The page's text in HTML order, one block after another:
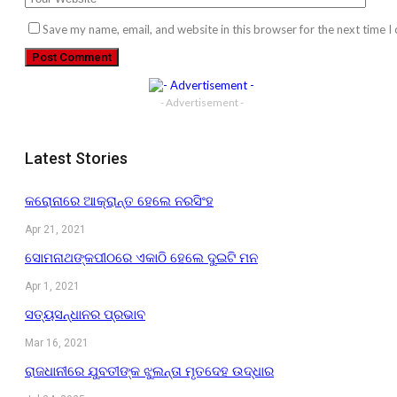
Save my name, email, and website in this browser for the next time I
- Advertisement -
Latest Stories
କରୋନାରେ ଆକ୍ରାନ୍ତ ହେଲେ ନରସିଂହ
Apr 21, 2021
ସୋମନାଥଙ୍କପୀଠରେ ଏକାଠି ହେଲେ ଦୁଇଟି ମନ
Apr 1, 2021
ସତ୍ୟସନ୍ଧାନର ପ୍ରଭାବ
Mar 16, 2021
ରାଜଧାନୀରେ ଯୁବତୀଙ୍କ ଝୁଲନ୍ତା ମୃତଦେହ ଉଦ୍ଧାର